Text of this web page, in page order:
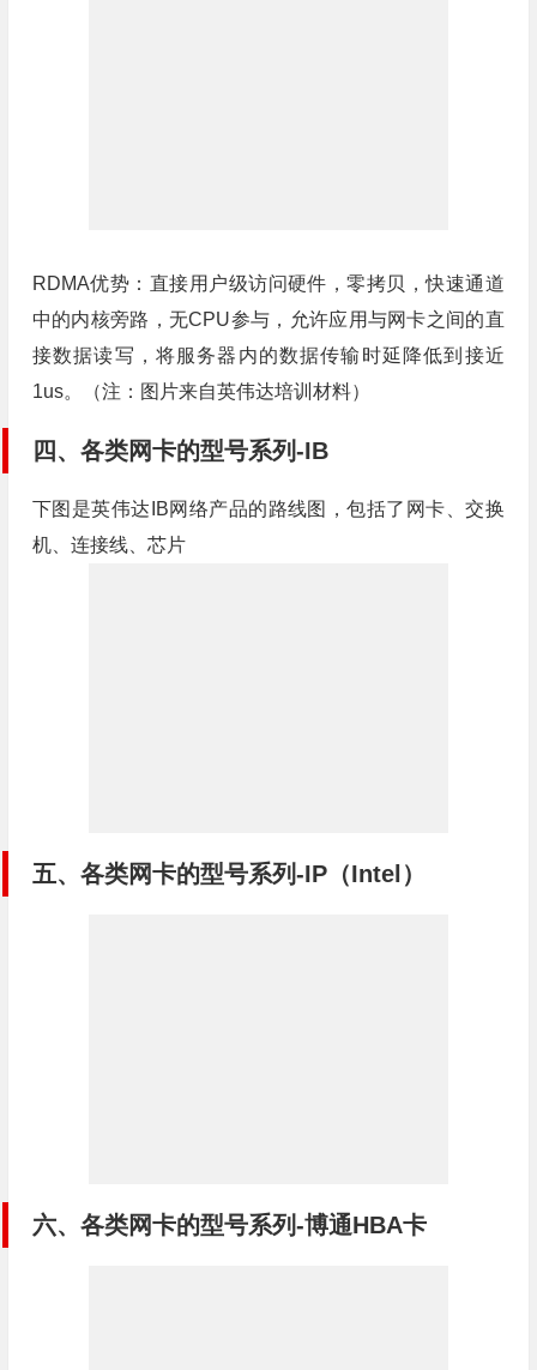
RDMA优势：直接用户级访问硬件，零拷贝，快速通道
中的内核旁路，无CPU参与，允许应用与网卡之间的直
接数据读写，将服务器内的数据传输时延降低到接近
1us。（注：图片来自英伟达培训材料）
四、各类网卡的型号系列-IB
下图是英伟达IB网络产品的路线图，包括了网卡、交换
机、连接线、芯片
五、各类网卡的型号系列-IP（Intel）
六、各类网卡的型号系列-博通HBA卡